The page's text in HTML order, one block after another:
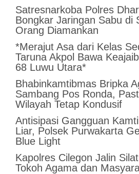
Satresnarkoba Polres
Bongkar Jaringan Sabu di
Orang Diamankan
*Merajut Asa dari Kelas
Taruna Akpol Bawa
68 Luwu Utara*
Bhabinkamtibmas Bripka
Sambang Pos Ronda,
Wilayah Tetap Kondusif
Antisipasi Gangguan
Liar, Polsek Purwakarta
Blue Light
Kapolres Cilegon Jalin
Tokoh Agama dan